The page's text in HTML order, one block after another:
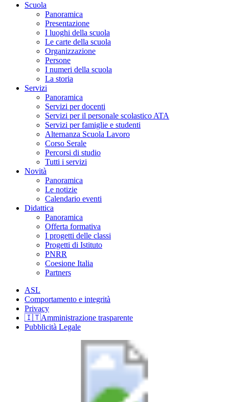
Scuola
Panoramica
Presentazione
I luoghi della scuola
Le carte della scuola
Organizzazione
Persone
I numeri della scuola
La storia
Servizi
Panoramica
Servizi per docenti
Servizi per il personale scolastico ATA
Servizi per famiglie e studenti
Alternanza Scuola Lavoro
Corso Serale
Percorsi di studio
Tutti i servizi
Novità
Panoramica
Le notizie
Calendario eventi
Didattica
Panoramica
Offerta formativa
I progetti delle classi
Progetti di Istituto
PNRR
Coesione Italia
Partners
ASL
Comportamento e integrità
Privacy
🇮🇹Amministrazione trasparente
Pubblicità Legale